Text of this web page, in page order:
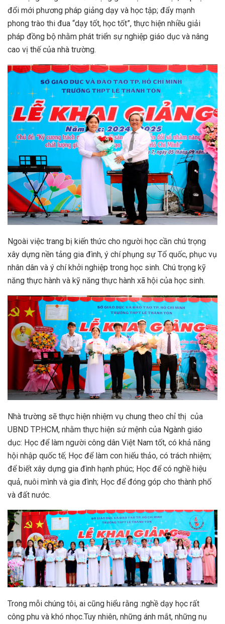
đổi mới phương pháp giảng dạy và học tập; đẩy mạnh
phong trào thi đua “dạy tốt, học tốt”, thực hiện nhiều giải
pháp đồng bộ nhằm phát triển sự nghiệp giáo dục và nâng
cao vị thế của nhà trường.
Ngoài việc trang bị kiến thức cho người học cần chú trọng
xây dựng nền tảng gia đình, ý chí phụng sự Tổ quốc, phục vụ
nhân dân và ý chí khởi nghiệp trong học sinh. Chú trọng kỹ
năng thực hành và kỹ năng thực hành xã hội của học sinh.
Nhà trường sẽ thực hiện nhiệm vụ chung theo chỉ thị của
UBND TP.HCM, nhằm thực hiện sứ mệnh của Ngành giáo
dục: Học để làm người công dân Việt Nam tốt, có khả năng
hội nhập quốc tế; Học để làm con hiếu thảo, có trách nhiệm;
để biết xây dựng gia đình hạnh phúc; Học để có nghề hiệu
quả, nuôi mình và gia đình; Học để đóng góp cho thành phố
và đất nước.
Trong mỗi chúng tôi, ai cũng hiểu rằng :nghề dạy học rất
công phu và khó nhọc.Tuy nhiên, những ánh mắt, những nụ